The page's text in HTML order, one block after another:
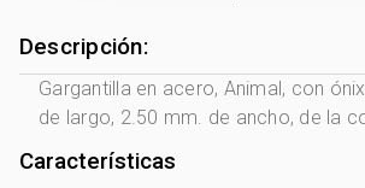
Descripción:
Gargantilla en acero, Animal, con
de largo, 2.50 mm. de ancho, de la
Características